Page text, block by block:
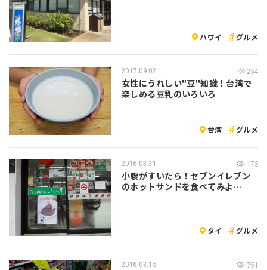
ハワイ グルメ
2017.09.02 254
女性にうれしい"豆"知識！台湾で
楽しめる豆乳のいろいろ
台湾 グルメ
2016.03.31 175
小腹がすいたら！セブンイレブン
のホットサンドを食べてみよ
タイ グルメ
2016.03.15 751